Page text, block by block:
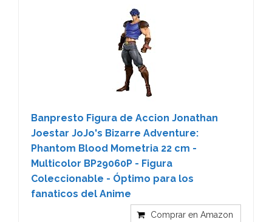
Banpresto Figura de Accion Jonathan
Joestar JoJo's Bizarre Adventure:
Phantom Blood Mometria 22 cm -
Multicolor BP29060P - Figura
Coleccionable - Óptimo para los
fanaticos del Anime
Comprar en Amazon